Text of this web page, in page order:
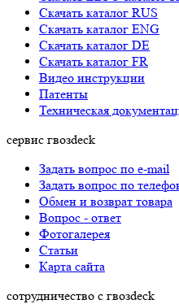
Скачать каталог RUS
Cкачать каталог ENG
Cкачать каталог DE
Cкачать каталог FR
Видео инструкции
Патенты
Техническая
сервис гвозdeck
Задать вопрос по e-mail
Задать вопрос по
Обмен и возврат товара
Вопрос - ответ
Фотогалерея
Статьи
Карта сайта
сотрудничество с гвозdeck